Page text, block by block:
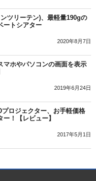
ツリーテン)、最軽量190gの
ートシアター
2020年8月7日
マホやパソコンの画面を表示
2019年6月24日
プロジェクター、お手軽価格
！【レビュー】
2017年5月1日